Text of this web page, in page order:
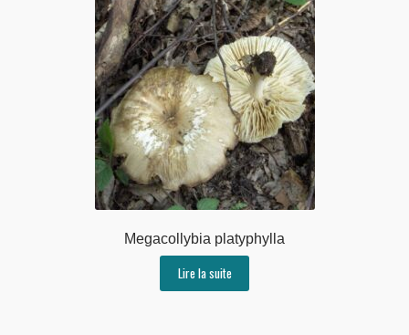
Megacollybia platyphylla
Lire la suite